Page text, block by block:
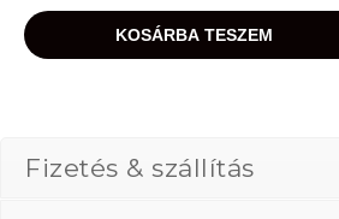
KOSÁRBA TESZEM
Fizetés & szállítás